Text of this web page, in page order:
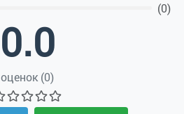
(0)
0.0
оценок (0)